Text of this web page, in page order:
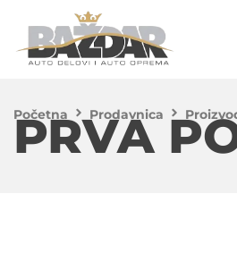
Početna Prodavnica
PRVA